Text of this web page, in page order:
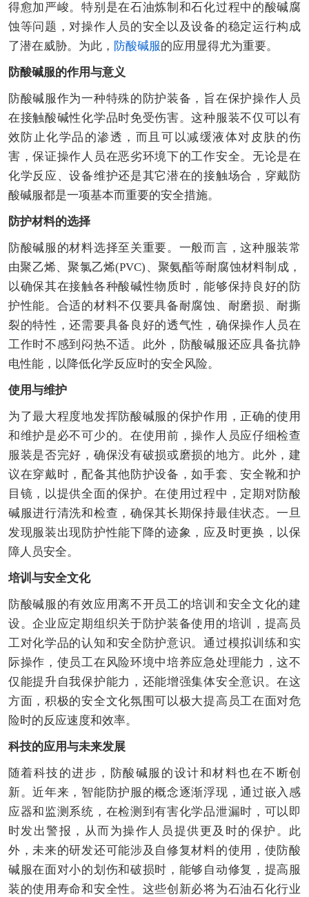
得愈加严峻。特别是在石油炼制和石化过程中的酸碱腐
蚀等问题，对操作人员的安全以及设备的稳定运行构成
了潜在威胁。为此， 防酸碱服的应用显得尤为重要。
防酸碱服的作用与意义
防酸碱服作为一种特殊的防护装备，旨在保护操作人员
在接触酸碱性化学品时免受伤害。这种服装不仅可以有
效防止化学品的渗透，而且可以减缓液体对皮肤的伤
害，保证操作人员在恶劣环境下的工作安全。无论是在
化学反应、设备维护还是其它潜在的接触场合，穿戴防
酸碱服都是一项基本而重要的安全措施。
防护材料的选择
防酸碱服的材料选择至关重要。一般而言，这种服装常
由聚乙烯、聚氯乙烯(PVC)、聚氨酯等耐腐蚀材料制成，
以确保其在接触各种酸碱性物质时，能够保持良好的防
护性能。合适的材料不仅要具备耐腐蚀、耐磨损、耐撕
裂的特性，还需要具备良好的透气性，确保操作人员在
工作时不感到闷热不适。此外，防酸碱服还应具备抗静
电性能，以降低化学反应时的安全风险。
使用与维护
为了最大程度地发挥防酸碱服的保护作用，正确的使用
和维护是必不可少的。在使用前，操作人员应仔细检查
服装是否完好，确保没有破损或磨损的地方。此外，建
议在穿戴时，配备其他防护设备，如手套、安全靴和护
目镜，以提供全面的保护。在使用过程中，定期对防酸
碱服进行清洗和检查，确保其长期保持最佳状态。一旦
发现服装出现防护性能下降的迹象，应及时更换，以保
障人员安全。
培训与安全文化
防酸碱服的有效应用离不开员工的培训和安全文化的建
设。企业应定期组织关于防护装备使用的培训，提高员
工对化学品的认知和安全防护意识。通过模拟训练和实
际操作，使员工在风险环境中培养应急处理能力，这不
仅能提升自我保护能力，还能增强集体安全意识。在这
方面，积极的安全文化氛围可以极大提高员工在面对危
险时的反应速度和效率。
科技的应用与未来发展
随着科技的进步，防酸碱服的设计和材料也在不断创
新。近年来，智能防护服的概念逐渐浮现，通过嵌入感
应器和监测系统，在检测到有害化学品泄漏时，可以即
时发出警报，从而为操作人员提供更及时的保护。此
外，未来的研发还可能涉及自修复材料的使用，使防酸
碱服在面对小的划伤和破损时，能够自动修复，提高服
装的使用寿命和安全性。这些创新必将为石油石化行业